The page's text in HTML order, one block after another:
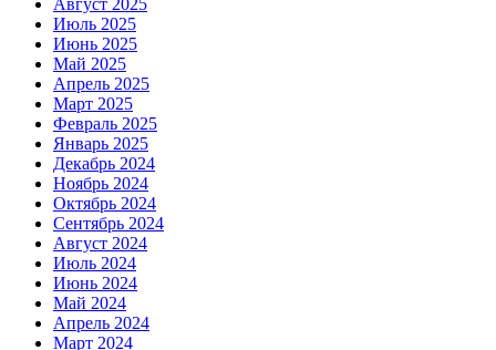
Август 2025
Июль 2025
Июнь 2025
Май 2025
Апрель 2025
Март 2025
Февраль 2025
Январь 2025
Декабрь 2024
Ноябрь 2024
Октябрь 2024
Сентябрь 2024
Август 2024
Июль 2024
Июнь 2024
Май 2024
Апрель 2024
Март 2024